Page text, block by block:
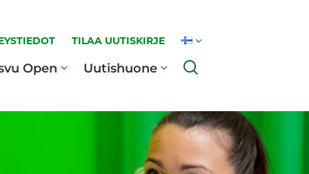
TILAA UUTISKIRJE
Open Uutishuone